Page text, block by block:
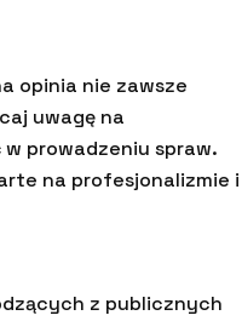
opinia nie zawsze
uwagę na
prowadzeniu spraw.
na profesjonalizmie i
z publicznych